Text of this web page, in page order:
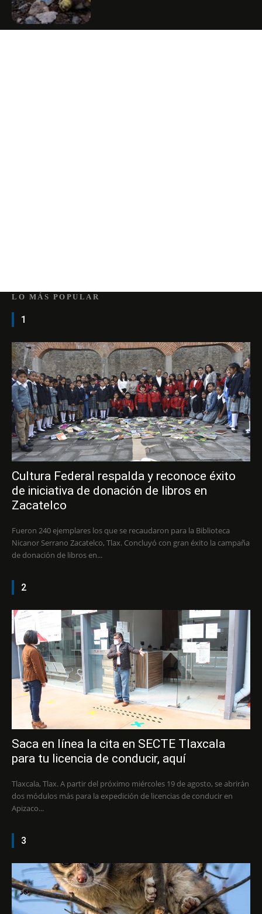
LO MÁS POPULAR
1
Cultura Federal respalda y reconoce éxito
de iniciativa de donación de libros en
Zacatelco
Fueron 240 ejemplares los que se recaudaron para la Biblioteca
Nicanor Serrano Zacatelco, Tlax. Concluyó con gran éxito la campaña
de donación de libros en...
2
Saca en línea la cita en SECTE Tlaxcala
para tu licencia de conducir, aquí
Tlaxcala, Tlax. A partir del próximo miércoles 19 de agosto, se abrirán
dos módulos más para la expedición de licencias de conducir en
Apizaco...
3